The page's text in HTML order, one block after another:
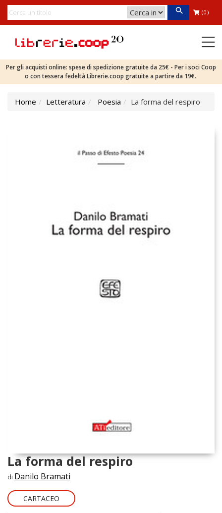
(0)
Per gli acquisti online: spese di spedizione gratuite da 25€ - Per i soci Coop
o con tessera fedeltà Librerie.coop gratuite a partire da 19€.
Home Letteratura Poesia La forma del respiro
La forma del respiro
di Danilo Bramati
CARTACEO